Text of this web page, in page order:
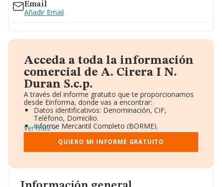
Email
Añadir Email
Acceda a toda la información
comercial de A. Cirera I N.
Duran S.c.p.
A través del informe gratuito que te proporcionamos
desde Einforma, donde vas a encontrar:
Datos identificativos: Denominación, CIF,
Teléfono, Domicilio.
Informe Mercantil Completo (BORME).
Gráficos de Evolución Ventas y Empleados.
Consejo de Administración y Administradores.
Directivos y Ejecutivos.
Información oficial y registral complementaria.
Ver más
QUIERO MI INFORME GRATUITO